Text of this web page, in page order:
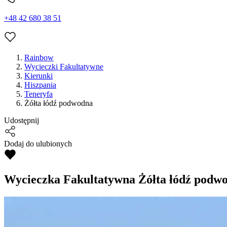
+48 42 680 38 51
Rainbow
Wycieczki Fakultatywne
Kierunki
Hiszpania
Teneryfa
Żółta łódź podwodna
Udostępnij
Dodaj do ulubionych
Wycieczka Fakultatywna Żółta łódź